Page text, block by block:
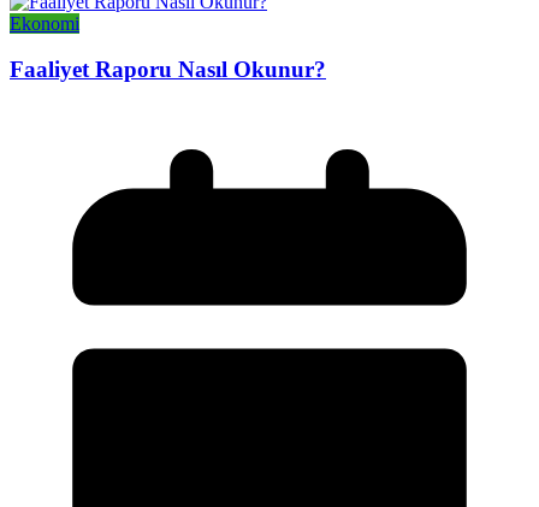
Ekonomi
Faaliyet Raporu Nasıl Okunur?